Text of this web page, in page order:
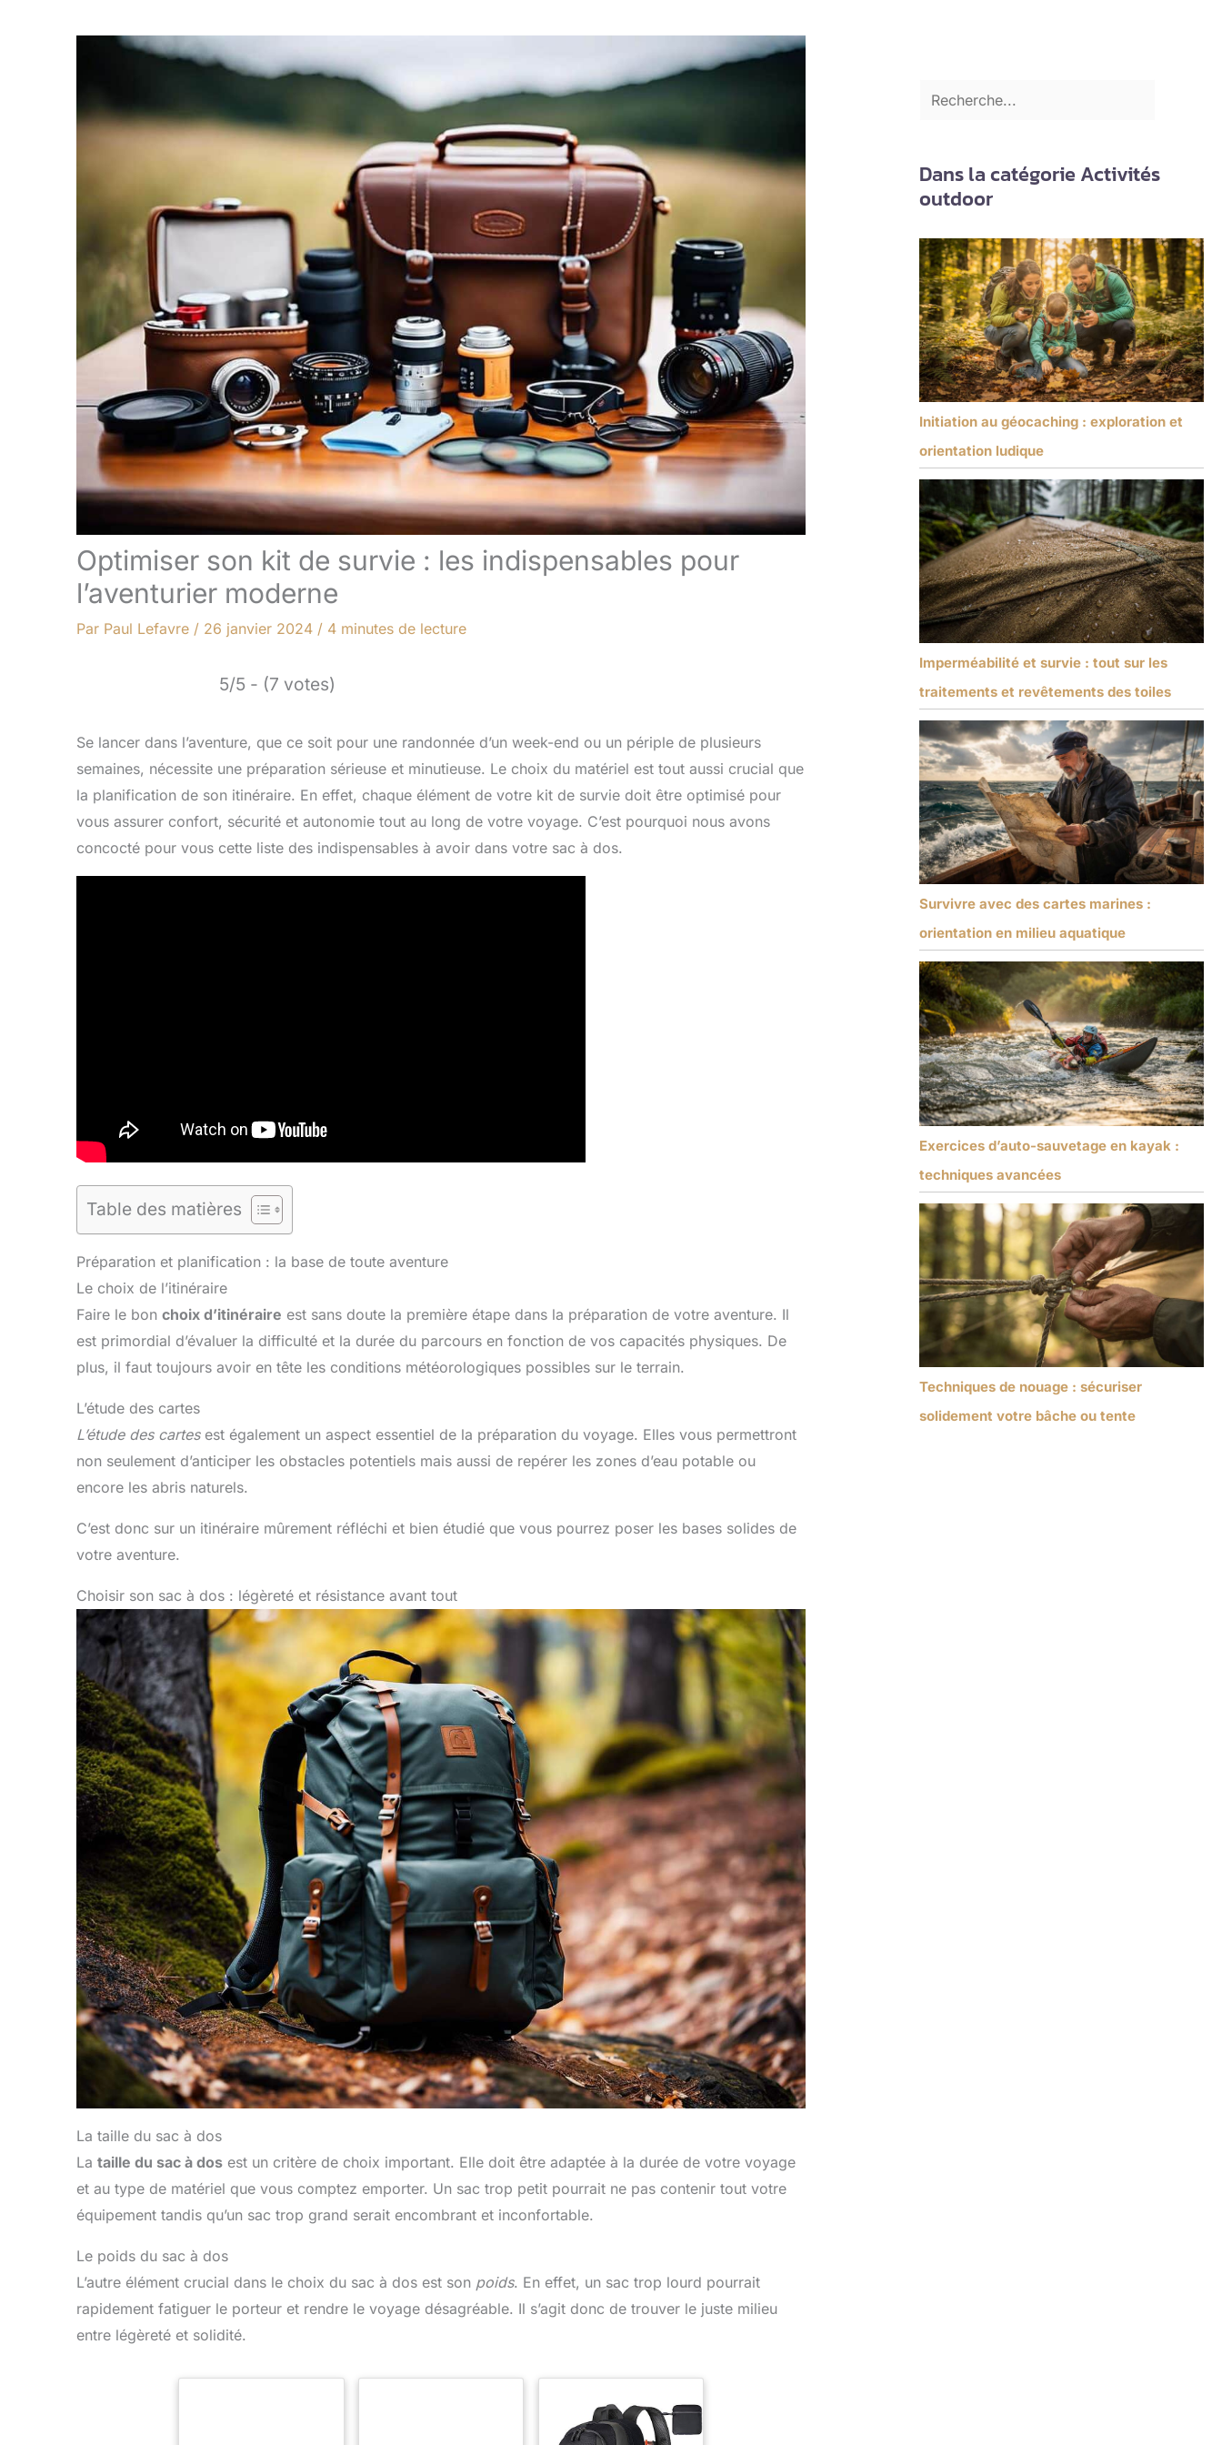
Optimiser son kit de survie : les indispensables pour
l’aventurier moderne
Par Paul Lefavre / 26 janvier 2024 / 4 minutes de lecture
5/5 - (7 votes)
Se lancer dans l’aventure, que ce soit pour une randonnée d’un week-end ou un périple de plusieurs
semaines, nécessite une préparation sérieuse et minutieuse. Le choix du matériel est tout aussi crucial que
la planification de son itinéraire. En effet, chaque élément de votre kit de survie doit être optimisé pour
vous assurer confort, sécurité et autonomie tout au long de votre voyage. C’est pourquoi nous avons
concocté pour vous cette liste des indispensables à avoir dans votre sac à dos.
Table des matières
Préparation et planification : la base de toute aventure
Le choix de l’itinéraire
Faire le bon choix d’itinéraire est sans doute la première étape dans la préparation de votre aventure. Il
est primordial d’évaluer la difficulté et la durée du parcours en fonction de vos capacités physiques. De
plus, il faut toujours avoir en tête les conditions météorologiques possibles sur le terrain.
L’étude des cartes
L’étude des cartesest également un aspect essentiel de la préparation du voyage. Elles vous permettront
non seulement d’anticiper les obstacles potentiels mais aussi de repérer les zones d’eau potable ou
encore les abris naturels.
C’est donc sur un itinéraire mûrement réfléchi et bien étudié que vous pourrez poser les bases solides de
votre aventure.
Choisir son sac à dos : légèreté et résistance avant tout
La taille du sac à dos
La taille du sac à dos est un critère de choix important. Elle doit être adaptée à la durée de votre voyage
et au type de matériel que vous comptez emporter. Un sac trop petit pourrait ne pas contenir tout votre
équipement tandis qu’un sac trop grand serait encombrant et inconfortable.
Le poids du sac à dos
L’autre élément crucial dans le choix du sac à dos est son poids. En effet, un sac trop lourd pourrait
rapidement fatiguer le porteur et rendre le voyage désagréable. Il s’agit donc de trouver le juste milieu
entre légèreté et solidité.
Dans la catégorie Activités
outdoor
Initiation au géocaching : exploration et
orientation ludique
Imperméabilité et survie : tout sur les
traitements et revêtements des toiles
Survivre avec des cartes marines :
orientation en milieu aquatique
Exercices d’auto-sauvetage en kayak :
techniques avancées
Techniques de nouage : sécuriser
solidement votre bâche ou tente